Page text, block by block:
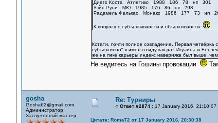
Диего Коста Атлетико 1988 186 78 нп 301
Уэйн Руни МЮ 1985 176 86 нп 293
Радамель Фалькао Монако 1986 177 73 нп
К вопросу о субъективности и объективности.
Кстати, почти полное совпадение. Первая
субъективно" я имел в виду как раз Игуаина и
же на пике карьеры индекс наверняка был выше,
Не ведитесь на Гошины провокации
gosha
Gosha62@gmail.com
Администратор
Заслуженный мастер
Re: Турниры
« Ответ #2874 :17 January 2016, 21:10:07
Цитата: Roma72 от 17 January 2016, 20:30:38